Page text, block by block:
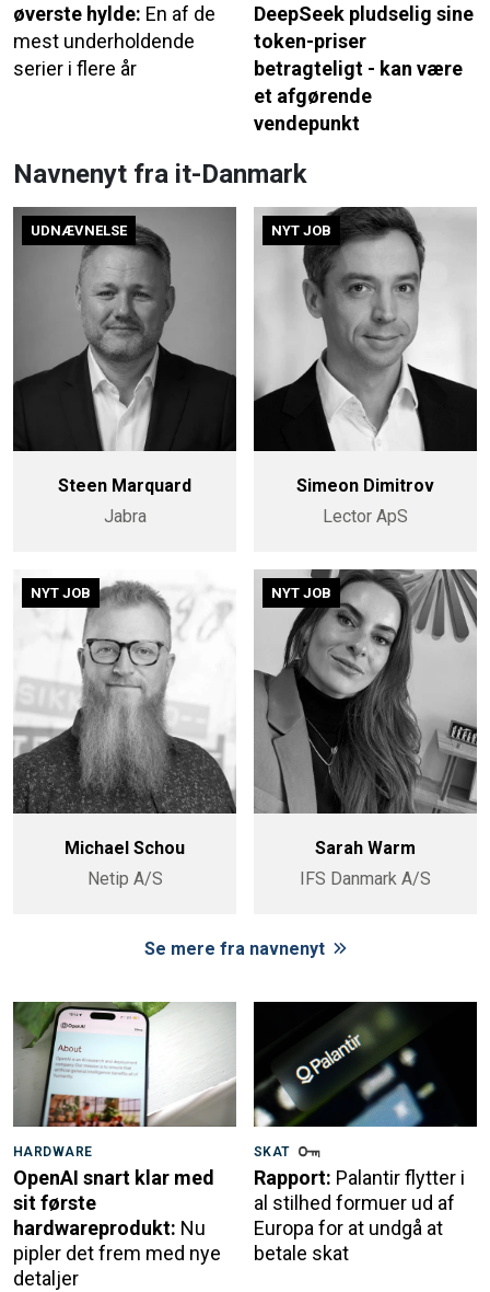
øverste hylde: En af de
mest underholdende
serier i flere år
DeepSeek pludselig sine
token-priser
betragteligt - kan være
et afgørende
vendepunkt
Navnenyt fra it-Danmark
UDNÆVNELSE
Steen Marquard
Jabra
NYT JOB
Simeon Dimitrov
Lector ApS
NYT JOB
Michael Schou
Netip A/S
NYT JOB
Sarah Warm
IFS Danmark A/S
Se mere fra navnenyt
HARDWARE
OpenAI snart klar med
sit første
hardwareprodukt: Nu
pipler det frem med nye
detaljer
SKAT
Rapport: Palantir flytter i
al stilhed formuer ud af
Europa for at undgå at
betale skat